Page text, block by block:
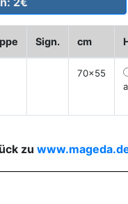
Sign. cm
70x55
zu